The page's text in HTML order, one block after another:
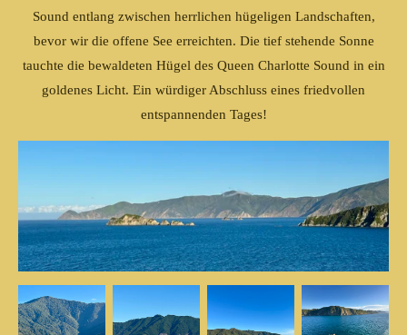
Sound entlang zwischen herrlichen hügeligen Landschaften,
bevor wir die offene See erreichten. Die tief stehende Sonne
tauchte die bewaldeten Hügel des Queen Charlotte Sound in ein
goldenes Licht. Ein würdiger Abschluss eines friedvollen
entspannenden Tages!